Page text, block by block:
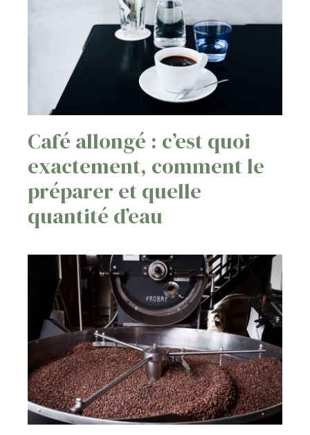
Café allongé : c’est quoi
exactement, comment le
préparer et quelle
quantité d’eau